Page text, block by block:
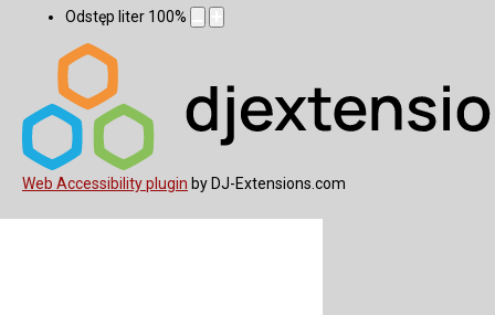
Odstęp liter 100%
Web Accessibility plugin by DJ-Extensions.com